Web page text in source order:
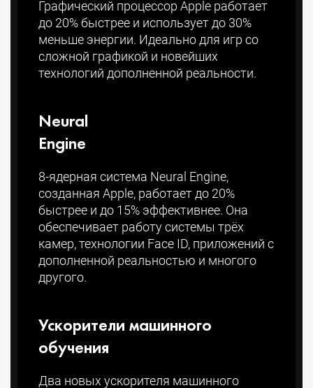
Графический процессор Apple работает
до 20% быстрее и использует до 30%
меньше энергии. Идеально для игр со
сложной графикой и новейших
технологий дополненной реальности.
Neural
Engine
8-ядерная система Neural Engine,
созданная Apple, работает до 20%
быстрее и до 15% эффективнее. Она
обеспечивает работу системы трёх
камер, технологии Face ID, приложений с
дополненной реальностью и многого
другого.
Ускорители машинного
обучения
Два новых ускорителя машинного